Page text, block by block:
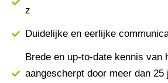
z
Duidelijke en eerlijke
Brede en up-to-date kennis van
aangescherpt door meer dan 25